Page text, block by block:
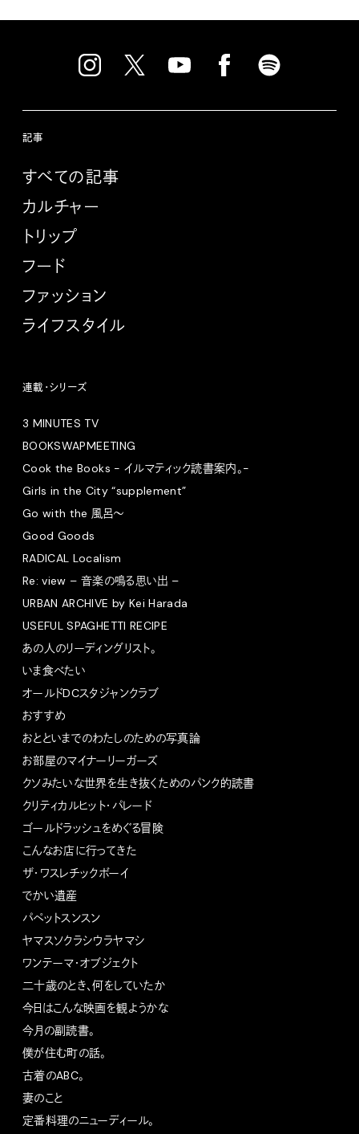
記事
すべての記事
カルチャー
トリップ
フード
ファッション
ライフスタイル
連載・シリーズ
3 MINUTES TV
BOOKSWAPMEETING
Cook the Books - イルマティック読書案内。-
Girls in the City “supplement”
Go with the 風呂〜
Good Goods
RADICAL Localism
Re: view – 音楽の鳴る思い出 –
URBAN ARCHIVE by Kei Harada
USEFUL SPAGHETTI RECIPE
あの人のリーディングリスト。
いま食べたい
オールドDCスタジャンクラブ
おすすめ
おとといまでのわたしのための写真論
お部屋のマイナーリーガーズ
クソみたいな世界を生き抜くためのパンク的読書
クリティカルヒット・パレード
ゴールドラッシュをめぐる冒険
こんなお店に行ってきた
ザ・ワスレチックボーイ
でかい遺産
パペットスンスン
ヤマスソクラシウラヤマシ
ワンテーマ・オブジェクト
二十歳のとき、何をしていたか
今日はこんな映画を観ようかな
今月の副読書。
僕が住む町の話。
古着のABC。
妻のこと
定番料理のニューディール。